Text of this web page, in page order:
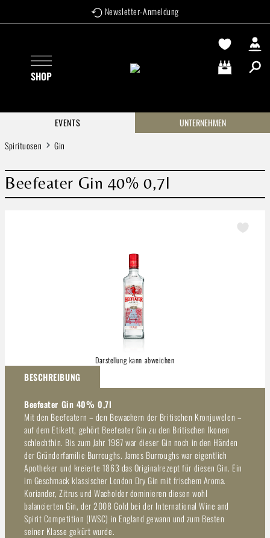
Zum Hauptinhalt springen Newsletter-Anmeldung
SHOP Warenkorb
EVENTS
UNTERNEHMEN
Spirituosen
Gin
Beefeater Gin 40% 0,7l
Darstellung kann abweichen
BESCHREIBUNG
Beefeater Gin 40% 0,7l
Mit den Beefeatern – den Bewachern der Britischen Kronjuwelen –
auf dem Etikett, gehört Beefeater Gin zu den Britischen Ikonen
schlechthin. Bis zum Jahr 1987 war dieser Gin noch in den Händen
der Gründerfamilie Burroughs. James Burroughs war eigentlich
Apotheker und kreierte 1863 das Originalrezept für diesen Gin. Ein
im Geschmack klassischer London Dry Gin mit frischem Aroma.
Koriander, Zitrus und Wacholder dominieren diesen wohl
balancierten Gin, der 2008 Gold bei der International Wine and
Spirit Competition (IWSC) in England gewann und zum Besten
seiner Klasse gekürt wurde.